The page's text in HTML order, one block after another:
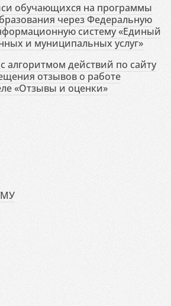
обучающихся на программы
через Федеральную
систему «Единый
и муниципальных услуг»
алгоритмом действий по сайту
отзывов о работе
«Отзывы и оценки»